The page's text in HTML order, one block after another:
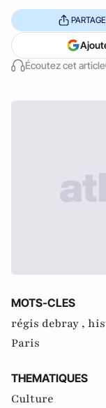
Écoutez cet article
MOTS-CLES
régis debray ,
Paris
THEMATIQUES
Culture